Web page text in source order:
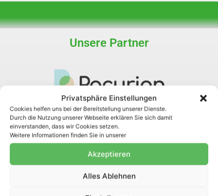
Privatsphäre Einstellungen
Cookies helfen uns bei der Bereitstellung unserer Dienste.
Durch die Nutzung unserer Webseite erklären Sie sich damit
einverstanden, dass wir Cookies setzen.
Weitere Informationen finden Sie in unserer
Akzeptieren
Alles Ablehnen
Unsere Partner
WASTO-PAC GmbH Links
Reinigung